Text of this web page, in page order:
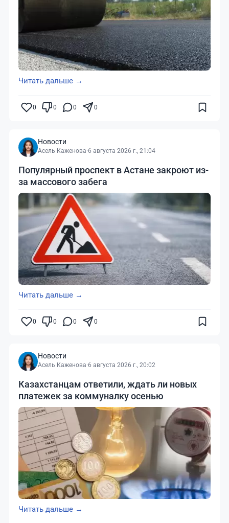
Читать дальше →
0 0 0 0
Новости
Асель Каженова·6 августа 2026 г., 21:04
Популярный проспект в Астане закроют из-
за массового забега
Читать дальше →
0 0 0 0
Новости
Асель Каженова·6 августа 2026 г., 20:02
Казахстанцам ответили, ждать ли новых
платежек за коммуналку осенью
Читать дальше →